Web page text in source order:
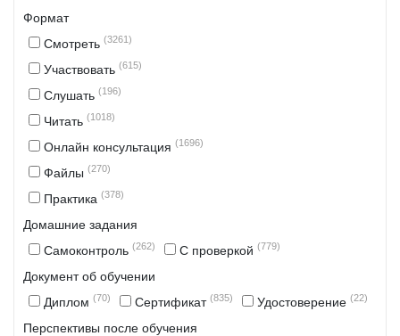
Формат
Смотреть (3261)
Участвовать (615)
Слушать (196)
Читать (1018)
Онлайн консультация (1696)
Файлы (270)
Практика (378)
Домашние задания
Самоконтроль (262) С проверкой (779)
Документ об обучении
Диплом (70) Сертификат (835) Удостоверение (22)
Перспективы после обучения